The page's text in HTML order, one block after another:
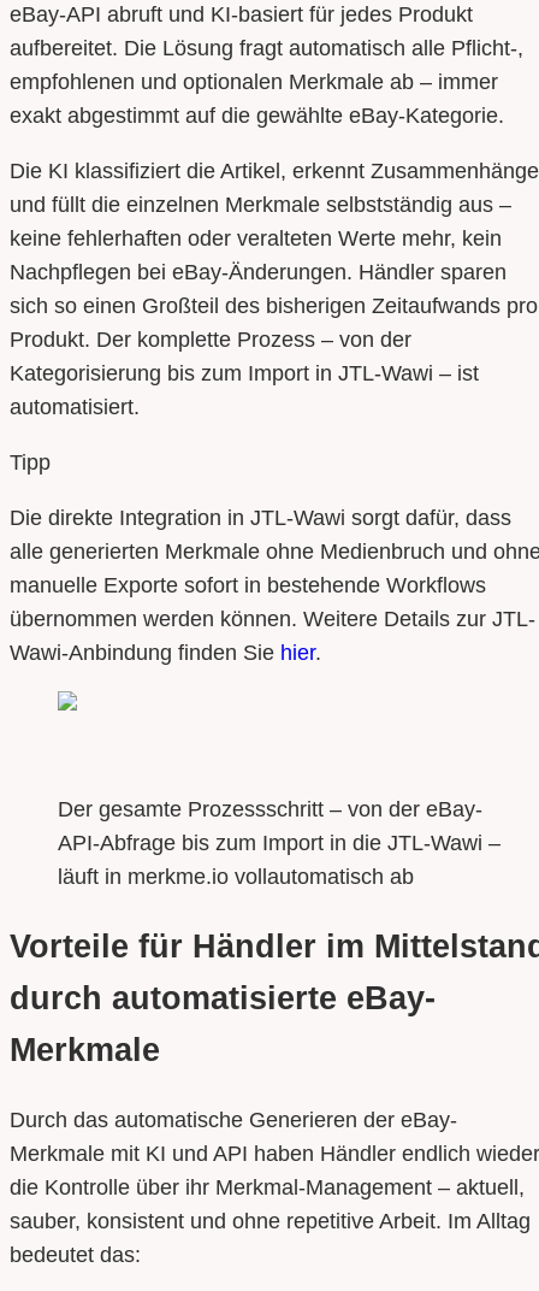
eBay-API abruft und KI-basiert für jedes Produkt
aufbereitet. Die Lösung fragt automatisch alle Pflicht-,
empfohlenen und optionalen Merkmale ab – immer
exakt abgestimmt auf die gewählte eBay-Kategorie.
Die KI klassifiziert die Artikel, erkennt Zusammenhänge
und füllt die einzelnen Merkmale selbstständig aus –
keine fehlerhaften oder veralteten Werte mehr, kein
Nachpflegen bei eBay-Änderungen. Händler sparen
sich so einen Großteil des bisherigen Zeitaufwands pro
Produkt. Der komplette Prozess – von der
Kategorisierung bis zum Import in JTL-Wawi – ist
automatisiert.
Tipp
Die direkte Integration in JTL-Wawi sorgt dafür, dass
alle generierten Merkmale ohne Medienbruch und
manuelle Exporte sofort in bestehende Workflows
übernommen werden können. Weitere Details zur JTL-
Wawi-Anbindung finden Sie hier.
Der gesamte Prozessschritt – von der eBay-
API-Abfrage bis zum Import in die JTL-Wawi –
läuft in merkme.io vollautomatisch ab
Vorteile für Händler im
durch automatisierte eBay-
Merkmale
Durch das automatische Generieren der eBay-
Merkmale mit KI und API haben Händler endlich wieder
die Kontrolle über ihr Merkmal-Management – aktuell,
sauber, konsistent und ohne repetitive Arbeit. Im Alltag
bedeutet das: